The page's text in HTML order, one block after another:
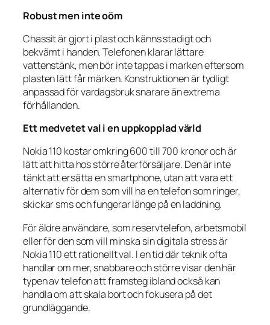
Robust men inte oöm
Chassit är gjort i plast och känns stadigt och
bekvämt i handen. Telefonen klarar lättare
vattenstänk, men bör inte tappas i marken eftersom
plasten lätt får märken. Konstruktionen är tydligt
anpassad för vardagsbruk snarare än extrema
förhållanden.
Ett medvetet val i en uppkopplad värld
Nokia 110 kostar omkring 600 till 700 kronor och är
lätt att hitta hos större återförsäljare. Den är inte
tänkt att ersätta en smartphone, utan att vara ett
alternativ för dem som vill ha en telefon som ringer,
skickar sms och fungerar länge på en laddning.
För äldre användare, som reservtelefon, arbetsmobil
eller för den som vill minska sin digitala stress är
Nokia 110 ett rationellt val. I en tid där teknik ofta
handlar om mer, snabbare och större visar den här
typen av telefon att framsteg ibland också kan
handla om att skala bort och fokusera på det
grundläggande.